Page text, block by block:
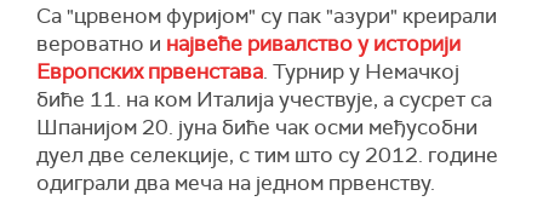
Са "црвеном фуријом" су пак "азури" креирали
вероватно и највеће ривалство у историји
Европских првенстава. Турнир у Немачкој
биће 11. на ком Италија учествује, а сусрет са
Шпанијом 20. јуна биће чак осми међусобни
дуел две селекције, с тим што су 2012. године
одиграли два меча на једном првенству.